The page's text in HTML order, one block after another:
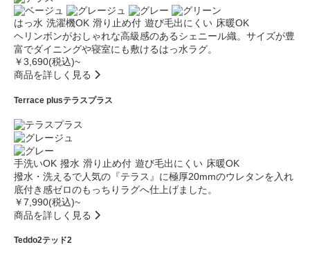
はっ水 洗濯機OK 滑り止め付 遊び毛出にくい 床暖OK
ヘリンボンがおしゃれな高級感のあるシェニール織。サイズが豊
富でダイニングや寝室にも敷けるはっ水ラグ。
￥3,690(税込)~
商品を詳しく見る
Terrace plusテラスプラス
手洗いOK 撥水 滑り止め付 遊び毛出にくい 床暖OK
撥水・洗えるで人気の『テラス』に極厚20mmのウレタンを入れ
底付き感ゼロのもっちりラグへ仕上げました。
￥7,990(税込)~
商品を詳しく見る
Teddo2テッド2